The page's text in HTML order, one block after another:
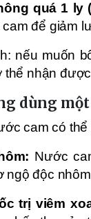
quá 1 ly
để giảm
nếu muốn
nhận
dùng
cam có
Nước
ngộ độc
trị viêm